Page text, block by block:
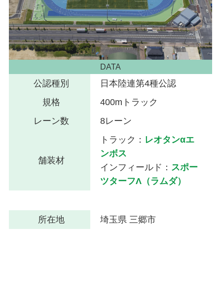
DATA
公認種別
日本陸連第4種公認
規格
400mトラック
レーン数
8レーン
舗装材
トラック： レオタンαエ
ンボス
インフィールド： スポー
ツターフΛ（ラムダ）
所在地 埼玉県 三郷市